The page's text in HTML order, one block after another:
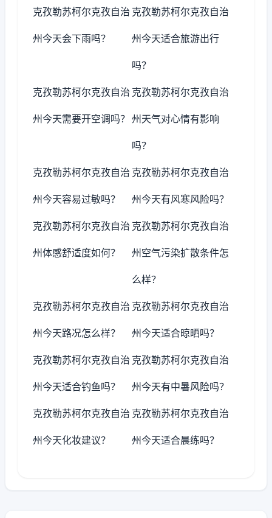
克孜勒苏柯尔克孜自治
州今天会下雨吗？
克孜勒苏柯尔克孜自治
州今天适合旅游出行
吗？
克孜勒苏柯尔克孜自治
州今天需要开空调吗？
克孜勒苏柯尔克孜自治
州天气对心情有影响
吗？
克孜勒苏柯尔克孜自治
州今天容易过敏吗？
克孜勒苏柯尔克孜自治
州今天有风寒风险吗？
克孜勒苏柯尔克孜自治
州体感舒适度如何？
克孜勒苏柯尔克孜自治
州空气污染扩散条件怎
么样？
克孜勒苏柯尔克孜自治
州今天路况怎么样？
克孜勒苏柯尔克孜自治
州今天适合晾晒吗？
克孜勒苏柯尔克孜自治
州今天适合钓鱼吗？
克孜勒苏柯尔克孜自治
州今天有中暑风险吗？
克孜勒苏柯尔克孜自治
州今天化妆建议？
克孜勒苏柯尔克孜自治
州今天适合晨练吗？